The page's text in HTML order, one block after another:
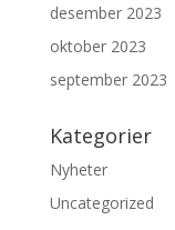
desember 2023
oktober 2023
september 2023
Kategorier
Nyheter
Uncategorized